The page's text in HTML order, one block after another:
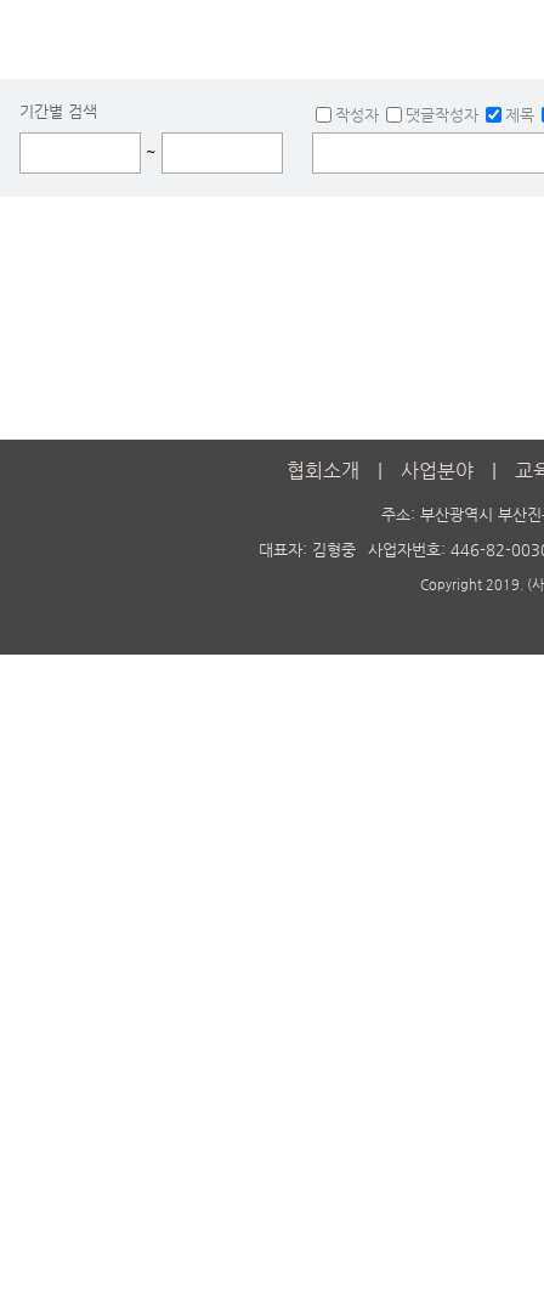
기간별 검색
~
작성자 댓글작성자 제목
협회소개 사업분야 교
주소: 부산광역시 부산
대표자: 김형중
사업자번호: 446-82-
Copyright 2019. (사